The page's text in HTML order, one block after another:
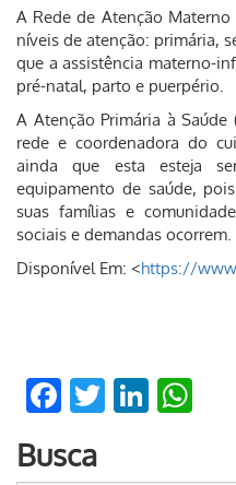
A Rede de Atenção
níveis de atenção: primária,
que a assistência materno-
pré-natal, parto e puerpério.
A Atenção Primária à Saúde
rede e coordenadora do
ainda que esta esteja
equipamento de saúde,
suas famílias e
sociais e demandas ocorrem.
Disponível Em: <https://
Facebook
Twitter
Busca